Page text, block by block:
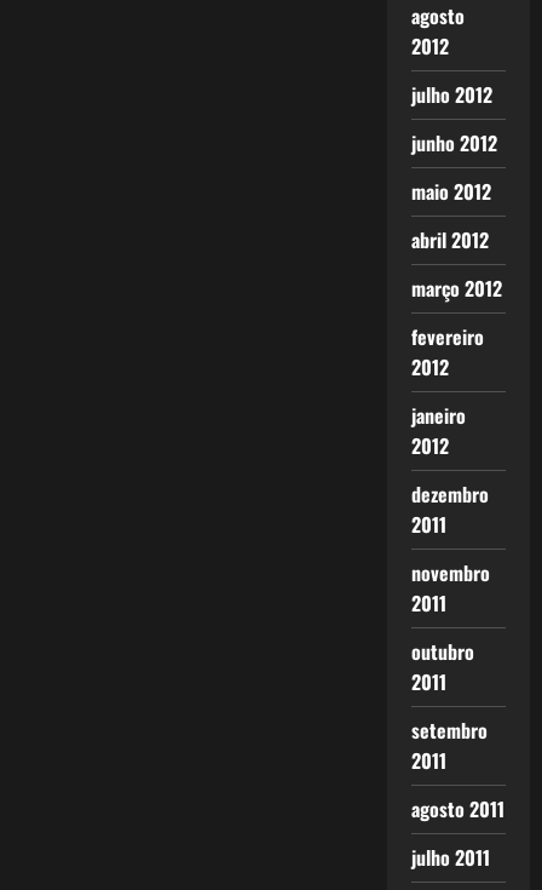
agosto
2012
julho 2012
junho 2012
maio 2012
abril 2012
março 2012
fevereiro
2012
janeiro
2012
dezembro
2011
novembro
2011
outubro
2011
setembro
2011
agosto 2011
julho 2011